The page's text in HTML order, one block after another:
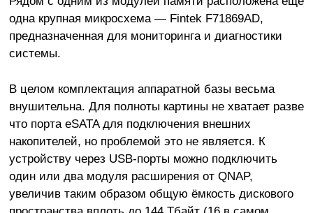
одна крупная микросхема — Fintek F71869AD,
предназначенная для мониторинга и диагностики
системы.
В целом комплектация аппаратной базы весьма
внушительна. Для полноты картины не хватает разве
что порта eSATA для подключения внешних
накопителей, но проблемой это не является. К
устройству через USB-порты можно подключить
один или два модуля расширения от QNAP,
увеличив таким образом общую ёмкость дискового